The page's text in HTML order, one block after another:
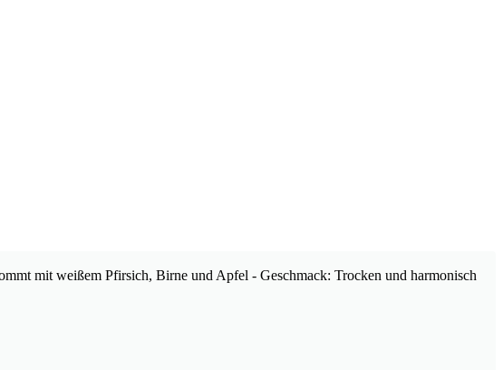
mit weißem Pfirsich, Birne und Apfel - Geschmack: Trocken und harmonisch